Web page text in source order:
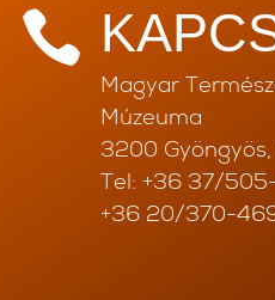

Magyar
Múzeuma
3200
Tel: +36 37/
+36 20/370-